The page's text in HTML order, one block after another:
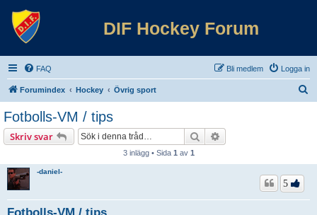
DIF Hockey Forum
FAQ Logga in
Bli medlem
Forumindex Hockey Övrig sport
Fotbolls-VM / tips
Skriv svar Sök
3 inlägg • Sida 1 av 1
-daniel-
5